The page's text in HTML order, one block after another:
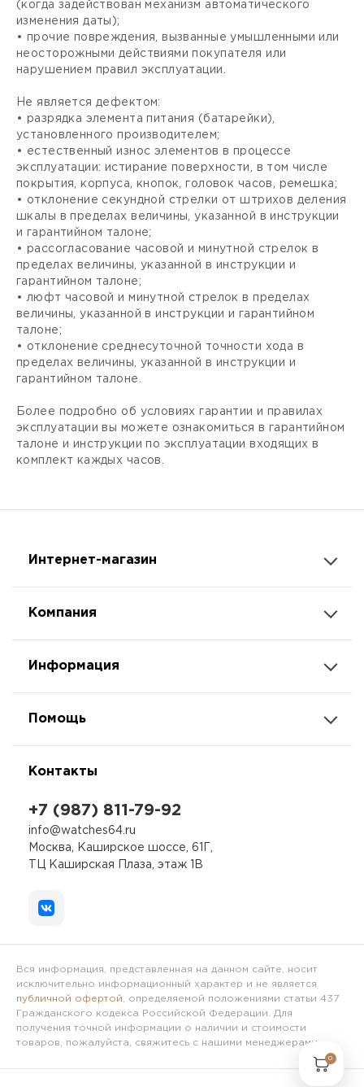
(когда задействован механизм автоматического
изменения даты);
• прочие повреждения, вызванные умышленными или
неосторожными действиями покупателя или
нарушением правил эксплуатации.
Не является дефектом:
• разрядка элемента питания (батарейки),
установленного производителем;
• естественный износ элементов в процессе
эксплуатации: истирание поверхности, в том числе
покрытия, корпуса, кнопок, головок часов, ремешка;
• отклонение секундной стрелки от штрихов деления
шкалы в пределах величины, указанной в инструкции
и гарантийном талоне;
• рассогласование часовой и минутной стрелок в
пределах величины, указанной в инструкции и
гарантийном талоне;
• люфт часовой и минутной стрелок в пределах
величины, указанной в инструкции и гарантийном
талоне;
• отклонение среднесуточной точности хода в
пределах величины, указанной в инструкции и
гарантийном талоне.
Более подробно об условиях гарантии и правилах
эксплуатации вы можете ознакомиться в гарантийном
талоне и инструкции по эксплуатации входящих в
комплект каждых часов.
Интернет-магазин
Компания
Информация
Помощь
Контакты
+7 (987) 811-79-92
info@watches64.ru
Москва, Каширское шоссе, 61Г,
ТЦ Каширская Плаза, этаж 1В
Вся информация, представленная на данном сайте, носит
исключительно информационный характер и не является
публичной офертой , определяемой положениями статьи 437
Гражданского кодекса Российской Федерации. Для
получения точной информации о наличии и стоимости
товаров, пожалуйста, свяжитесь с нашими менеджерами.
0